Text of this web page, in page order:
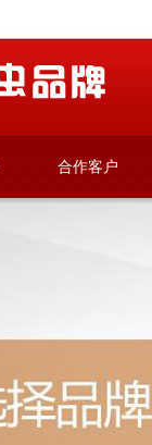
合作客户